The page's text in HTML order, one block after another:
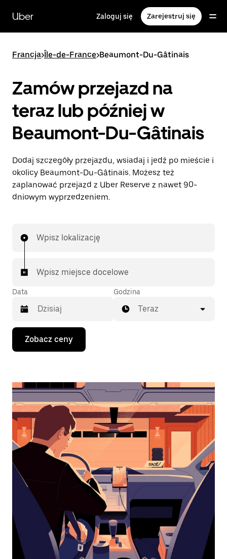
głównej
zawartości
Uber Zaloguj się Zarejestruj się
Francja>Île-de-France>Beaumont-Du-Gâtinais
Zamów przejazd na
teraz lub później w
Beaumont-Du-Gâtinais
Dodaj szczegóły przejazdu, wsiadaj i jedź po mieście i
okolicy Beaumont-Du-Gâtinais. Możesz też
zaplanować przejazd z Uber Reserve z nawet 90-
dniowym wyprzedzeniem.
Wpisz lokalizację
Wpisz miejsce docelowe
Data
Naciśnij
klawisz
strzałki
do
i wybrać
datę.
Naciśnij
klawisz
„Escape”,
aby
zamknąć
kalendarz.
Godzina
Teraz
Zobacz ceny